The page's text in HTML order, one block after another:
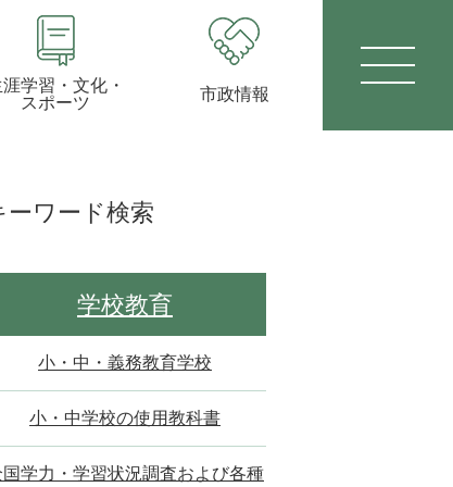
学習・文化・
スポーツ
市政情報
ーワード検索
学校教育
小・中・義務教育学校
小・中学校の使用教科書
国学力・学習状況調査および各種